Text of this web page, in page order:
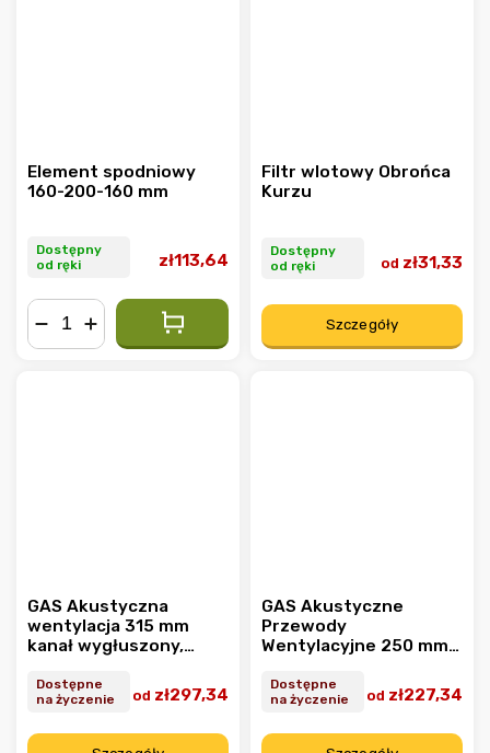
Element spodniowy
160-200-160 mm
Dostępny
od ręki
zł113,64
Filtr wlotowy Obrońca
Kurzu
Dostępny
od ręki
od zł31,33
Szczegóły
GAS Akustyczna
wentylacja 315 mm
kanał wygłuszony,
Dostępne
na życzenie
od zł297,34
GAS Akustyczne
Przewody
Wentylacyjne 250 mm
niepodrażniające
Dostępne
na życzenie
od zł227,34